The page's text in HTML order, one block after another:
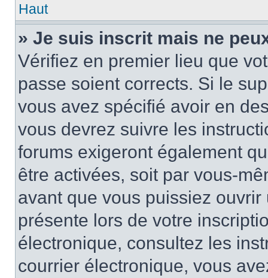
Haut
» Je suis inscrit mais ne
Vérifiez en premier lieu que
passe soient corrects. Si le
vous avez spécifié avoir en
vous devrez suivre les
forums exigeront également
être activées, soit par vous-
avant que vous puissiez
présente lors de votre
électronique, consultez les
courrier électronique, vous